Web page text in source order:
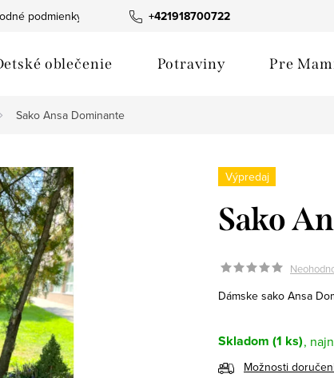
+421918700722
podmienky Fotogaléria produktov
oblečenie Potraviny Pre
Sako Ansa Dominante
Výpredaj
Sako
Dámske sako Ansa
Skladom (1 ks)
Možnosti